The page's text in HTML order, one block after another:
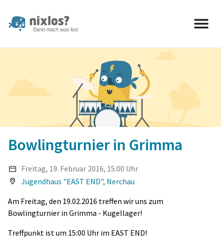
nixlos? Dann mach was
Bowlingturnier in Grimma
Freitag, 19. Februar 2016, 15:00 Uhr
Jugendhaus "EAST END", Nerchau
Am Freitag, den 19.02.2016 treffen wir uns zum
Bowlingturnier in Grimma - Kugellager!
Treffpunkt ist um 15:00 Uhr im EAST END!